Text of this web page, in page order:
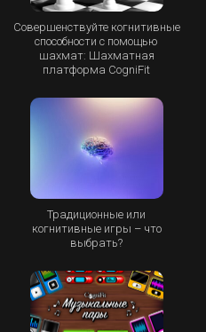
Совершенствуйте когнитивные
способности с помощью
шахмат: Шахматная
платформа CogniFit
Традиционные или
когнитивные игры – что
выбрать?